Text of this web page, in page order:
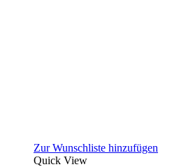
Zur Wunschliste hinzufügen
Quick View